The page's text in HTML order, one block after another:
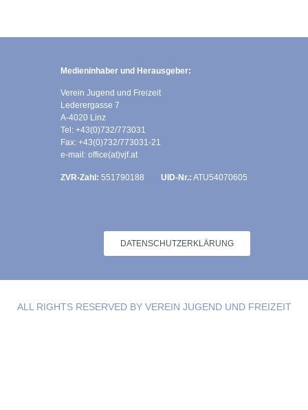
Medieninhaber und Herausgeber:
Verein Jugend und Freizeit
Lederergasse 7
A-4020 Linz
Tel: +43(0)732/773031
Fax: +43(0)732/773031-21
e-mail: office(at)vjf.at
ZVR-Zahl: 551790188 UID-Nr.: ATU54070605
DATENSCHUTZERKLÄRUNG
ALL RIGHTS RESERVED BY VEREIN JUGEND UND FREIZEIT